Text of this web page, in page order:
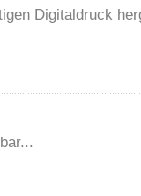
Digitaldruck